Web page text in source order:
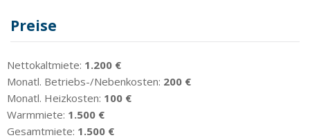
Preise
Nettokaltmiete: 1.200 €
Monatl. Betriebs-/Nebenkosten: 200 €
Monatl. Heizkosten: 100 €
Warmmiete: 1.500 €
Gesamtmiete: 1.500 €